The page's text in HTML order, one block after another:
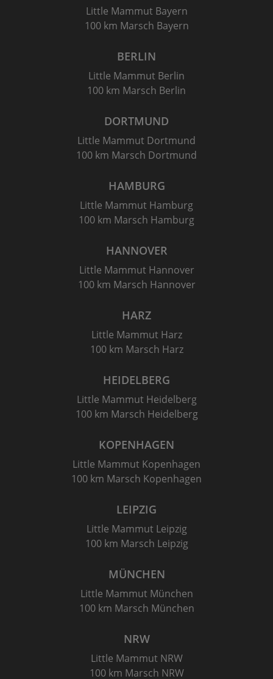
Little Mammut Bayern
100 km Marsch Bayern
BERLIN
Little Mammut Berlin
100 km Marsch Berlin
DORTMUND
Little Mammut Dortmund
100 km Marsch Dortmund
HAMBURG
Little Mammut Hamburg
100 km Marsch Hamburg
HANNOVER
Little Mammut Hannover
100 km Marsch Hannover
HARZ
Little Mammut Harz
100 km Marsch Harz
HEIDELBERG
Little Mammut Heidelberg
100 km Marsch Heidelberg
KOPENHAGEN
Little Mammut Kopenhagen
100 km Marsch Kopenhagen
LEIPZIG
Little Mammut Leipzig
100 km Marsch Leipzig
MÜNCHEN
Little Mammut München
100 km Marsch München
NRW
Little Mammut NRW
100 km Marsch NRW